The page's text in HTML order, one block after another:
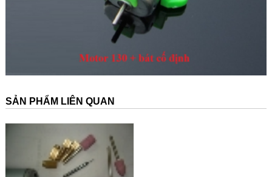
SẢN PHẨM LIÊN QUAN